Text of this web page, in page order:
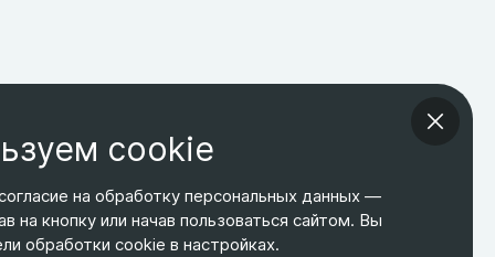
ТЕЛЕФОН
+7 495 266-65-67
ЭЛ. ПОЧТА
shop@relines.ru
АДРЕС
Москва, Гаражная 8
cookie
на обработку персональных данных —
на кнопку или начав пользоваться сайтом. Вы
обработки cookie в настройках.